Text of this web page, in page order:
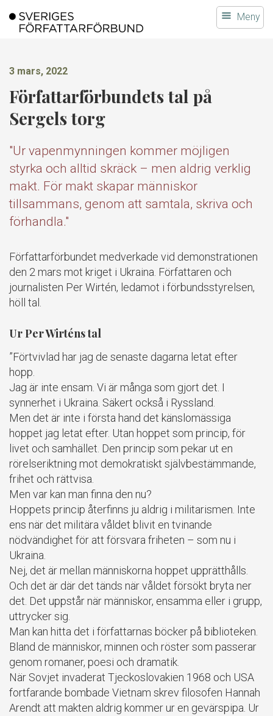
till
Meny
3 mars, 2022
Författarförbundets tal på
Sergels torg
"Ur vapenmynningen kommer möjligen
styrka och alltid skräck – men aldrig verklig
makt. För makt skapar människor
tillsammans, genom att samtala, skriva och
förhandla."
Författarförbundet medverkade vid demonstrationen
den 2 mars mot kriget i Ukraina. Författaren och
journalisten Per Wirtén, ledamot i förbundsstyrelsen,
höll tal.
Ur Per Wirténs tal
”Förtvivlad har jag de senaste dagarna letat efter
hopp.
Jag är inte ensam. Vi är många som gjort det. I
synnerhet i Ukraina. Säkert också i Ryssland.
Men det är inte i första hand det känslomässiga
hoppet jag letat efter. Utan hoppet som princip, för
livet och samhället. Den princip som pekar ut en
rörelseriktning mot demokratiskt självbestämmande,
frihet och rättvisa.
Men var kan man finna den nu?
Hoppets princip återfinns ju aldrig i militarismen. Inte
ens när det militära våldet blivit en tvinande
nödvändighet för att försvara friheten – som nu i
Ukraina.
Nej, det är mellan människorna hoppet upprätthålls.
Och det är där det tänds när våldet försökt bryta ner
det. Det uppstår när människor, ensamma eller i grupp,
uttrycker sig.
Man kan hitta det i författarnas böcker på biblioteken.
Bland de människor, minnen och röster som passerar
genom romaner, poesi och dramatik.
När Sovjet invaderat Tjeckoslovakien 1968 och USA
fortfarande bombade Vietnam skrev filosofen Hannah
Arendt att makten aldrig kommer ur en gevärspipa. Ur